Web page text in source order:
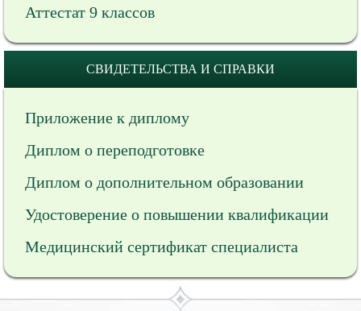
Аттестат 9 классов
СВИДЕТЕЛЬСТВА И СПРАВКИ
Приложение к диплому
Диплом о переподготовке
Диплом о дополнительном образовании
Удостоверение о повышении квалификации
Медицинский сертификат специалиста